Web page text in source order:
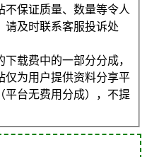
保证质量、数量等令人
请及时联系客服投诉处
载费中的一部分分成，
仅为用户提供资料分享平
平台无费用分成），不提